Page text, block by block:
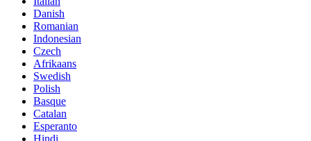
Danish
Romanian
Indonesian
Czech
Afrikaans
Swedish
Polish
Basque
Catalan
Esperanto